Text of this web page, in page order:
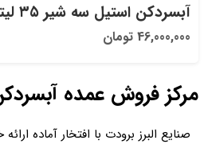
آبسردکن استیل سه شیر ۳۵ لیتری
46,000,000 تومان
مرکز فروش عمده
صنایع البرز برودت با افتخار آماده